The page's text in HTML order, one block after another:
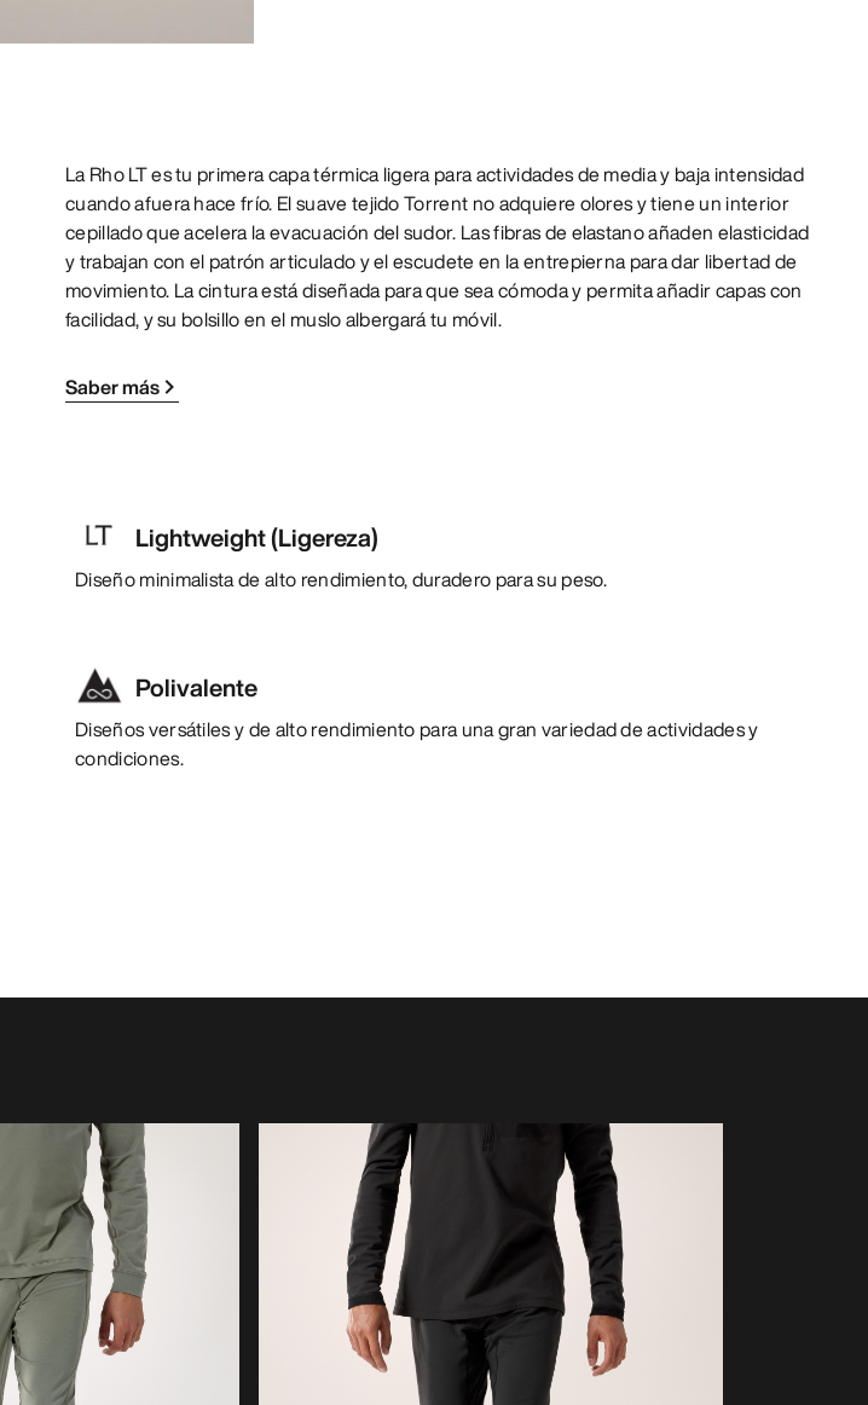
La Rho LT es tu primera capa térmica ligera para actividades de media y baja intensidad
cuando afuera hace frío. El suave tejido Torrent no adquiere olores y tiene un interior
cepillado que acelera la evacuación del sudor. Las fibras de elastano añaden elasticidad
y trabajan con el patrón articulado y el escudete en la entrepierna para dar libertad de
movimiento. La cintura está diseñada para que sea cómoda y permita añadir capas con
facilidad, y su bolsillo en el muslo albergará tu móvil.
Saber más
Lightweight (Ligereza)
Diseño minimalista de alto rendimiento, duradero para su peso.
Polivalente
Diseños versátiles y de alto rendimiento para una gran variedad de actividades y
condiciones.